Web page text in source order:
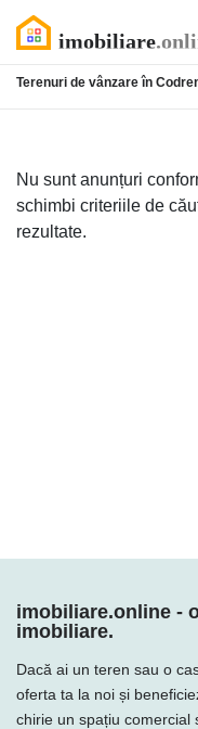
Terenuri de vânzare în
Nu sunt anunțuri
schimbi criteriile de
rezultate.
imobiliare.online -
imobiliare.
Dacă ai un teren sau o
oferta ta la noi și
chirie un spațiu comercial